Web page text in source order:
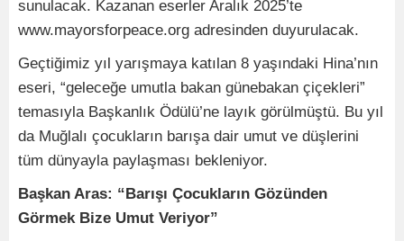
sunulacak. Kazanan eserler Aralık 2025’te
www.mayorsforpeace.org adresinden duyurulacak.
Geçtiğimiz yıl yarışmaya katılan 8 yaşındaki Hina’nın
eseri, “geleceğe umutla bakan günebakan çiçekleri”
temasıyla Başkanlık Ödülü’ne layık görülmüştü. Bu yıl
da Muğlalı çocukların barışa dair umut ve düşlerini
tüm dünyayla paylaşması bekleniyor.
Başkan Aras: “Barışı Çocukların Gözünden
Görmek Bize Umut Veriyor”